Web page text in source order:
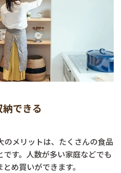
できる
メリットは、たくさんの食品
す。人数が多い家庭などでも
め買いができます。